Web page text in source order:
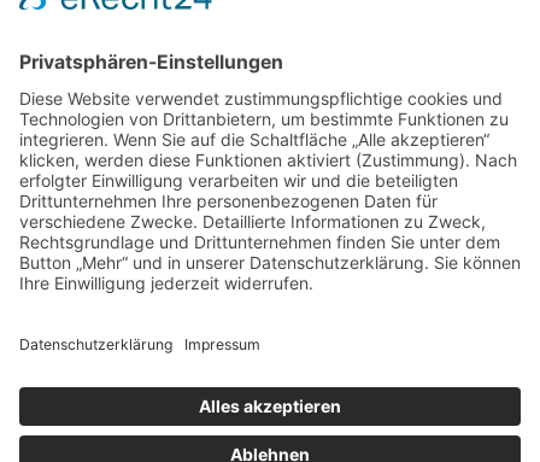
Das war: Munition im Meer
17.04.2026
Fahrtenprogramm 2026 ist fertig
12.10.2025
Darstellung verschiedener Orte innerhalb des
Gebiets der Heimatgemeinschaft Eckernförde
Neu: Historie der Güter im Altkreis Eckernförde